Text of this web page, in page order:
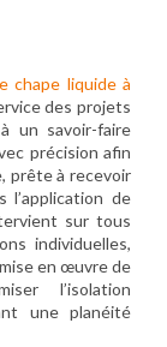
chape liquide à
des projets
un savoir-faire
précision afin
prête à recevoir
de
sur tous
individuelles,
en œuvre de
l’isolation
une planéité